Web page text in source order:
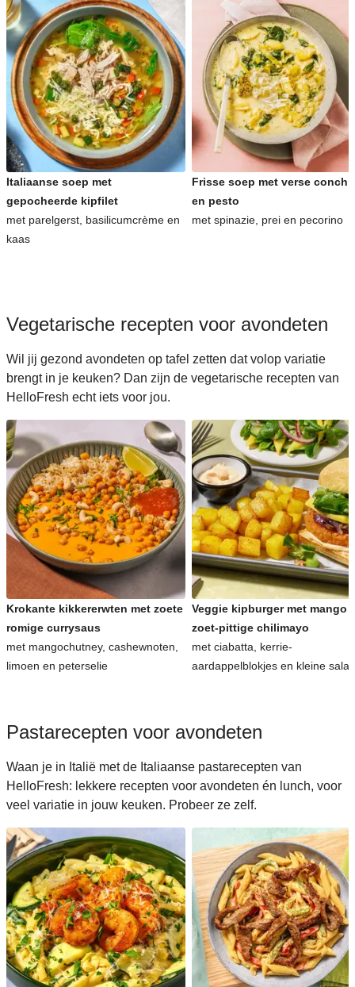
Italiaanse soep met
gepocheerde kipfilet
met parelgerst, basilicumcrème en
kaas
Frisse soep met verse
en pesto
met spinazie, prei en pecorino
Vegetarische recepten voor avondeten
Wil jij gezond avondeten op tafel zetten dat volop variatie
brengt in je keuken? Dan zijn de vegetarische recepten van
HelloFresh echt iets voor jou.
Krokante kikkererwten met zoete
romige currysaus
met mangochutney, cashewnoten,
limoen en peterselie
Veggie kipburger met mango
zoet-pittige chilimayo
met ciabatta, kerrie-
aardappelblokjes en kleine
Pastarecepten voor avondeten
Waan je in Italië met de Italiaanse pastarecepten van
HelloFresh: lekkere recepten voor avondeten én lunch, voor
veel variatie in jouw keuken. Probeer ze zelf.